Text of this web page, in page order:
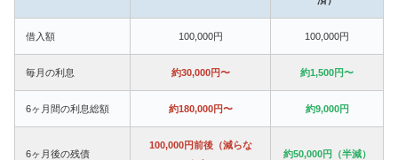
借入額 100,000円 100,000円
毎月の利息 約30,000円〜 約1,500円〜
6ヶ月間の利息総額 約180,000円〜 約9,000円
6ヶ月後の残債
100,000円前後（減らな
約50,000円（半減）